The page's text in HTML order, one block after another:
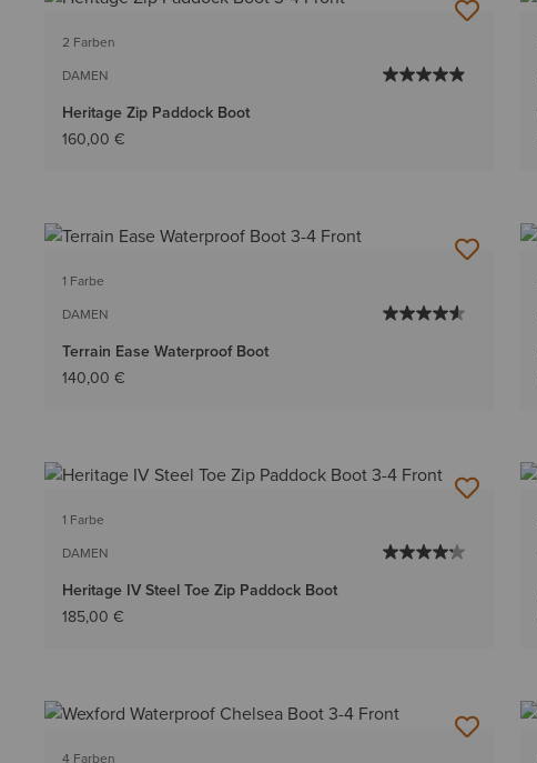
2 Farben
DAMEN
Heritage Zip Paddock Boot
160,00 €
1 Farbe
DAMEN
Terrain Ease Waterproof Boot
140,00 €
1 Farbe
DAMEN
Heritage IV Steel Toe Zip Paddock Boot
185,00 €